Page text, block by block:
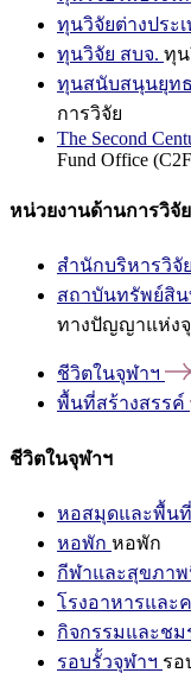
ทุนวิจัยต่างประ
ทุนวิจัย สบจ. ทุน
ทุนสนับสนุนยุท
การวิจัย
The Second
Fund Office
หน่วยงานด้านการวิจัย
สำนักบริหารวิจัย
สถาบันทรัพย์สิ
ทางปัญญาแห่ง
ชีวิตในจุฬาฯ
พื้นที่สร้างสรรค์
ชีวิตในจุฬาฯ
หอสมุดและพื้น
หอพัก หอพัก
กีฬาและสุขภา
โรงอาหารและค
กิจกรรมและชม
รอบรั้วจุฬาฯ รอ